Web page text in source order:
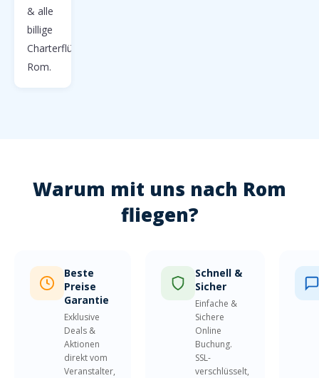
& alle
billige
Charterflüge
Rom.
Warum mit uns nach Rom
fliegen?
Beste
Preise
Garantie
Exklusive
Deals &
Aktionen
direkt vom
Veranstalter,
Schnell &
Sicher
Einfache &
Sichere
Online
Buchung.
SSL-
verschlüsselt,